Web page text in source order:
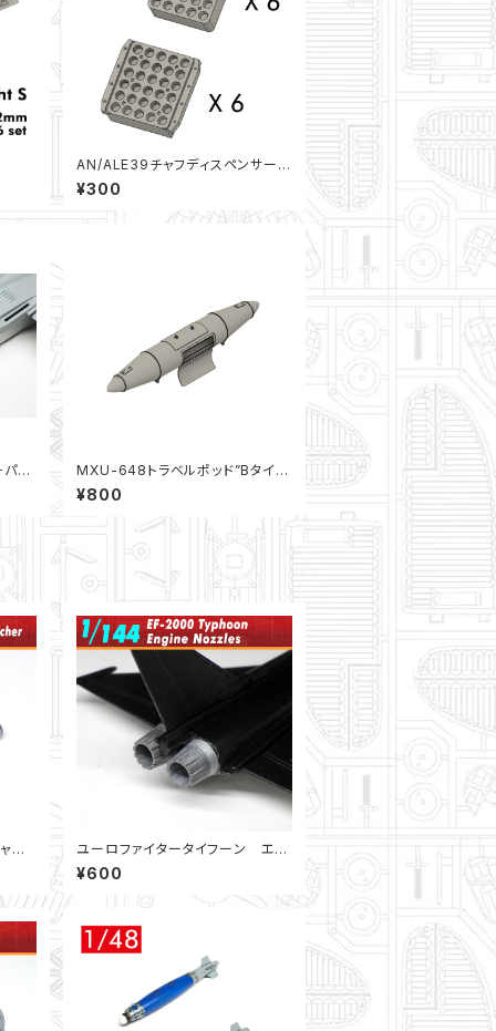
AN/ALE39チャフディスペンサー1
2個セット（1/72）
¥300
ー
MXU-648トラベルポッド”Bタイ
プ”（1/72）
¥800
ユーロファイタータイフーン エン
ジンノズル（1/144）：F-toys/Platz
用
¥600